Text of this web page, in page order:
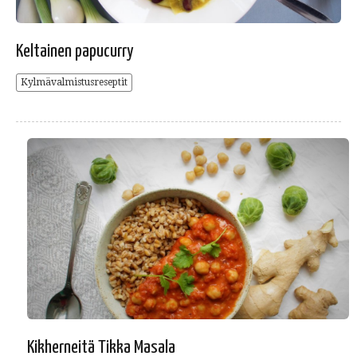
Keltainen papucurry
Kylmävalmistusreseptit
Kikherneitä Tikka Masala